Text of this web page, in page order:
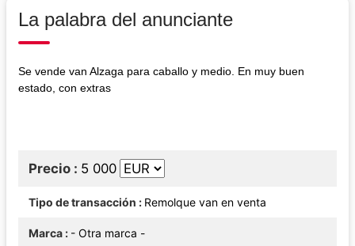
La palabra del anunciante
Se vende van Alzaga para caballo y medio. En muy buen
estado, con extras
Precio 5 000
Tipo de transacción Remolque van en venta
Marca - Otra marca -